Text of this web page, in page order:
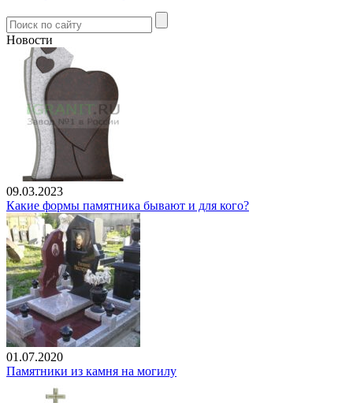
Новости
09.03.2023
Какие формы памятника бывают и для кого?
01.07.2020
Памятники из камня на могилу